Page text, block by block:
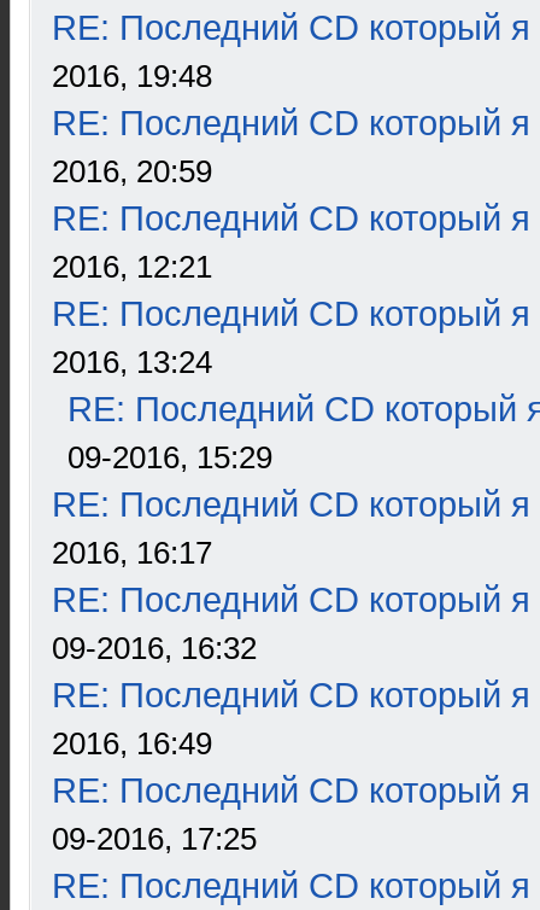
RE: Последний CD который я
2016, 19:48
RE: Последний CD который я
2016, 20:59
RE: Последний CD который я
2016, 12:21
RE: Последний CD который я
2016, 13:24
RE: Последний CD который
09-2016, 15:29
RE: Последний CD который я
2016, 16:17
RE: Последний CD который я
09-2016, 16:32
RE: Последний CD который я
2016, 16:49
RE: Последний CD который я
09-2016, 17:25
RE: Последний CD который я